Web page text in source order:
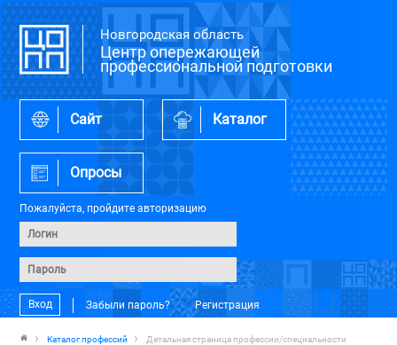
Новгородская область
Центр опережающей
профессиональной подготовки
Сайт Каталог
Опросы
Пожалуйста, пройдите авторизацию
Вход Забыли пароль? Регистрация
Каталог профессий Детальная страница профессии/специальности